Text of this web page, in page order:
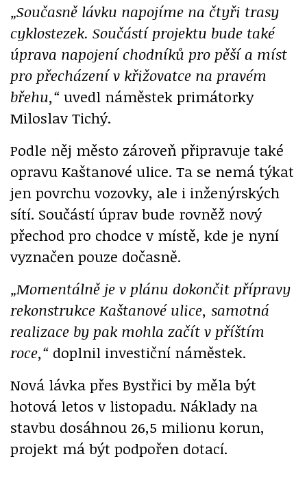
„Současně lávku napojíme na čtyři trasy
cyklostezek. Součástí projektu bude také
úprava napojení chodníků pro pěší a míst
pro přecházení v křižovatce na pravém
břehu,“ uvedl náměstek primátorky
Miloslav Tichý.
Podle něj město zároveň připravuje také
opravu Kaštanové ulice. Ta se nemá týkat
jen povrchu vozovky, ale i inženýrských
sítí. Součástí úprav bude rovněž nový
přechod pro chodce v místě, kde je nyní
vyznačen pouze dočasně.
„Momentálně je v plánu dokončit přípravy
rekonstrukce Kaštanové ulice, samotná
realizace by pak mohla začít v příštím
roce,“ doplnil investiční náměstek.
Nová lávka přes Bystřici by měla být
hotová letos v listopadu. Náklady na
stavbu dosáhnou 26,5 milionu korun,
projekt má být podpořen dotací.